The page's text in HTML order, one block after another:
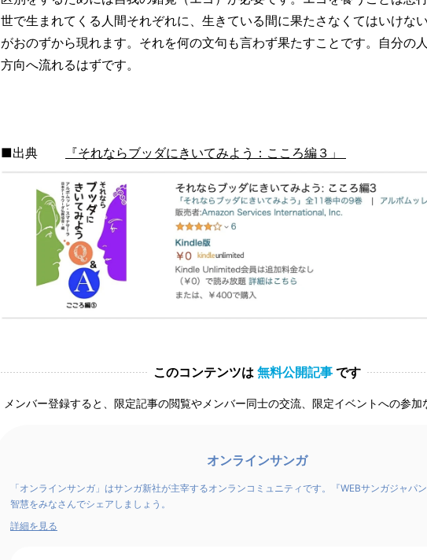
世で生まれてくる人間それぞれに、生きている間に果たさなくてはいけな
がおのずから現れます。それを何の文句も言わず果たすことです。自分の
方向へ流れるはずです。
■出典 『それならブッダにきいてみよう：こころ編３」
このコンテンツは 無料公開記事 です
メンバー登録すると、限定記事の閲覧やメンバー同士の交流、限定イベントへの参加
オンラインサンガ
「オンラインサンガ」はサンガ新社が主宰するオンランコミュニティです。『WEBサンガジャパ
智慧をみなさんでシェアしましょう。
詳細を見る